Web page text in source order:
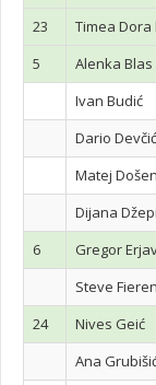
23
Timea Dora
5
Alenka Blas
Ivan Budić
Dario Devčić
Matej Došen
Dijana
6
Gregor
Steve
24
Nives Geić
Ana